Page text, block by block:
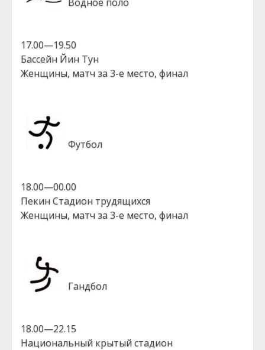
17.00—19.50
Бассейн Йин Тун
Женщины, матч за 3-е место, финал
Футбол
18.00—00.00
Пекин Стадион трудящихся
Женщины, матч за 3-е место, финал
Гандбол
18.00—22.15
Национальный крытый стадион